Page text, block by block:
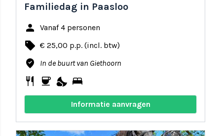
Familiedag in Paasloo
person Vanaf 4 personen
local_offer € 25,00 p.p. (incl. btw)
where_to_vote In de buurt van Giethoorn
restaurant coffee nights_stay bed
Informatie aanvragen